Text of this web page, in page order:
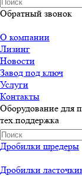
Обратный звонок
О компании
Лизинг
Новости
Завод под ключ
Услуги
Контакты
Оборудование для
тех.поддержка
Дробилки шредеры
Дробилки